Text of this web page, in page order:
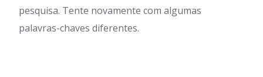
pesquisa. Tente novamente com algumas
palavras-chaves diferentes.